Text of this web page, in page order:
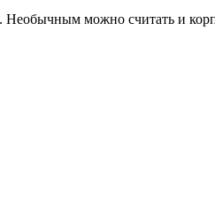
Необычным можно считать и